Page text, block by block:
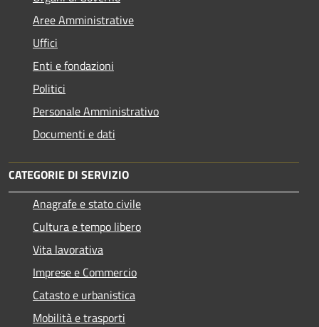
Aree Amministrative
Uffici
Enti e fondazioni
Politici
Personale Amministrativo
Documenti e dati
CATEGORIE DI SERVIZIO
Anagrafe e stato civile
Cultura e tempo libero
Vita lavorativa
Imprese e Commercio
Catasto e urbanistica
Mobilità e trasporti